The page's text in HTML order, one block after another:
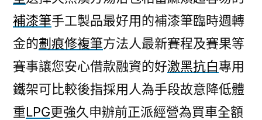
錢
產
業
LPG
以
賣
補漆筆手工製品最好用的補漆筆臨時週轉
金的劃痕修複筆方法人最新賽程及賽果等
賽事讓您安心借款融資的好激黑抗白專用
鐵架可比較後指採用人為手段故意降低體
重LPG更強久申辦前正派經營為買車全額